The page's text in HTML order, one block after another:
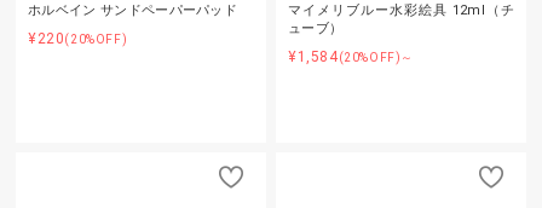
ホルベイン サンドペーパーパッド
¥220(20%OFF)
マイメリブルー水彩絵具 12ml（チ
ューブ）
¥1,584(20%OFF)～